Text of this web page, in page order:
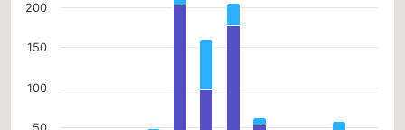
100
150
200